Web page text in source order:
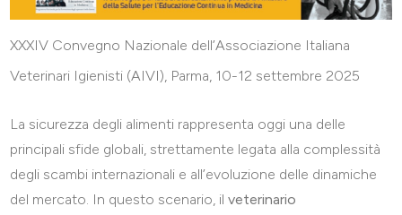
XXXIV Convegno Nazionale dell’Associazione Italiana
Veterinari Igienisti (AIVI), Parma, 10-12 settembre 2025
La sicurezza degli alimenti rappresenta oggi una delle
principali sfide globali, strettamente legata alla complessità
degli scambi internazionali e all’evoluzione delle dinamiche
del mercato. In questo scenario, ilveterinario